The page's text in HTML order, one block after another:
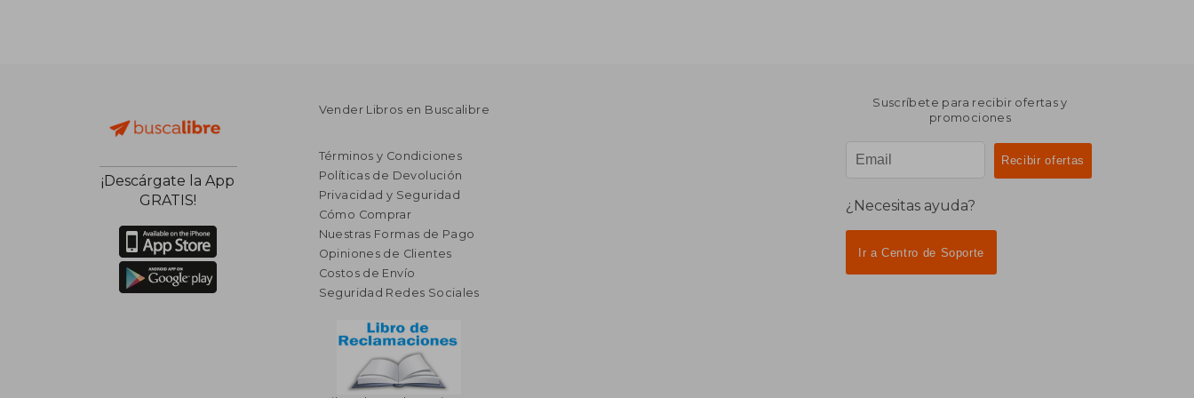
¡Descárgate la App
GRATIS!
Vender Libros en Buscalibre
Términos y Condiciones
Políticas de Devolución
Privacidad y Seguridad
Cómo Comprar
Nuestras Formas de Pago
Opiniones de Clientes
Costos de Envío
Seguridad Redes Sociales
Suscríbete para recibir ofertas y
promociones
¿Necesitas ayuda?
Ir a Centro de Soporte